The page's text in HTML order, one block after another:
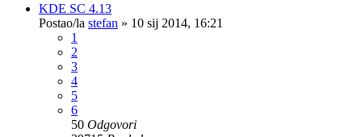
KDE SC 4.13
Postao/la stefan » 10 sij 2014, 16:21
1
2
3
4
5
6
50 Odgovori